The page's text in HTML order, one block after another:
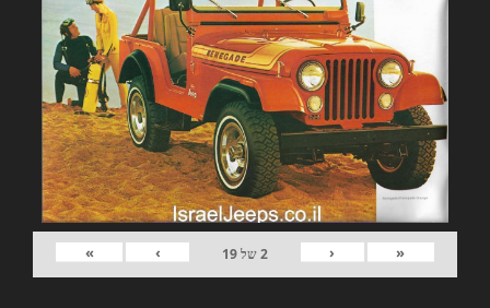
«
‹
2של19
›
»